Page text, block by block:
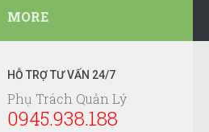
MORE
HỖ TRỢ TƯ VẤN 24/7
Phụ Trách Quản Lý
0945.938.188